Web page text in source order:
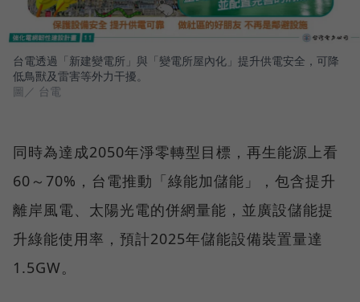
台電透過「新建變電所」與「變電所屋內化」提升供電安全，可降
低鳥獸及雷害等外力干擾。
圖／ 台電
同時為達成2050年淨零轉型目標，再生能源上看
60～70%，台電推動「綠能加儲能」，包含提升
離岸風電、太陽光電的併網量能，並廣設儲能提
升綠能使用率，預計2025年儲能設備裝置量達
1.5GW。